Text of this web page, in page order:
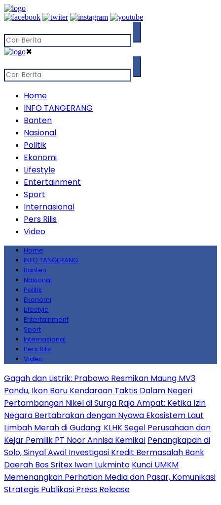
✖
Home
INFO TANGERANG
Banten
Nasional
Politik
Ekonomi
Lifestyle
Entertainment
Sport
Internasional
Pers Rilis
Video
Home
INFO TANGERANG
Banten
Nasional
Politik
Ekonomi
Lifestyle
Entertainment
Sport
Internasional
Pers Rilis
Video
Gagah dan Listrik: Prabowo Resmikan Maung MV3
Pandu, Ikon Baru Kendaraan Taktis Dalam Negeri
Pertambangan Nikel di Surga Raja Ampat: Ketika Izin
Negara Bertabrakan dengan Nyawa Ekosistem Laut
Limbah Merah di Gudang: KLHK Segel Perusahaan dan
Kejar Pemilik PT Noor Annisa Kemikal Penangkapan di
Solo, Sinyal Awal Investigasi Kredit Bermasalah Bank
Daerah Bos Sritex Iwan Lukminto Kunci UMKM
Memenangkan Perhatian Media dan Pasar, Komunikasi
Strategis Publikasi Press Release